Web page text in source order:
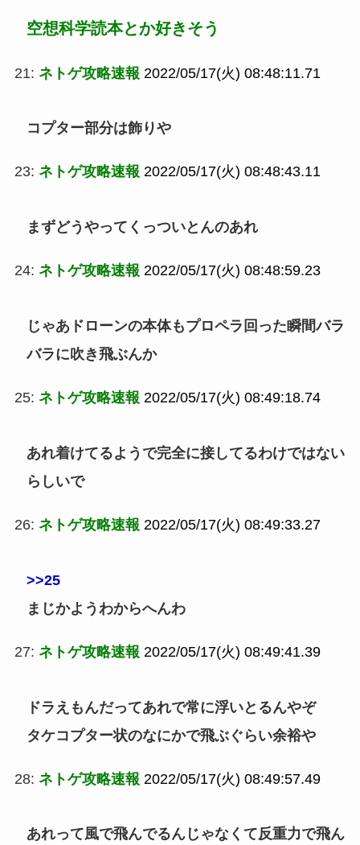
空想科学読本とか好きそう
21: ネトゲ攻略速報 2022/05/17(火) 08:48:11.71
コプター部分は飾りや
23: ネトゲ攻略速報 2022/05/17(火) 08:48:43.11
まずどうやってくっついとんのあれ
24: ネトゲ攻略速報 2022/05/17(火) 08:48:59.23
じゃあドローンの本体もプロペラ回った瞬間バラ
バラに吹き飛ぶんか
25: ネトゲ攻略速報 2022/05/17(火) 08:49:18.74
あれ着けてるようで完全に接してるわけではない
らしいで
26: ネトゲ攻略速報 2022/05/17(火) 08:49:33.27
>>25
まじかようわからへんわ
27: ネトゲ攻略速報 2022/05/17(火) 08:49:41.39
ドラえもんだってあれで常に浮いとるんやぞ
タケコプター状のなにかで飛ぶぐらい余裕や
28: ネトゲ攻略速報 2022/05/17(火) 08:49:57.49
あれって風で飛んでるんじゃなくて反重力で飛ん